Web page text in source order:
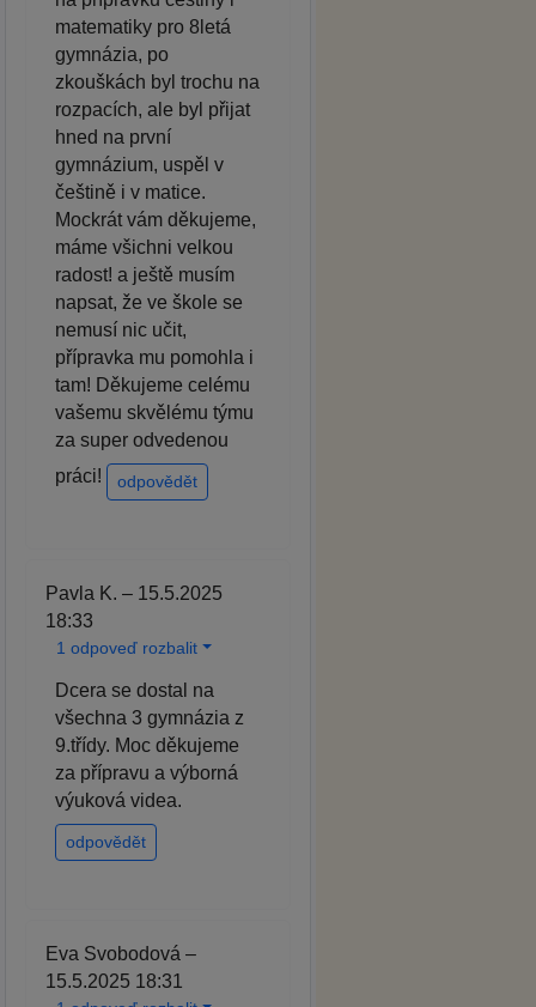
matematiky pro 8letá
gymnázia, po
zkouškách byl trochu na
rozpacích, ale byl přijat
hned na první
gymnázium, uspěl v
češtině i v matice.
Mockrát vám děkujeme,
máme všichni velkou
radost! a ještě musím
napsat, že ve škole se
nemusí nic učit,
přípravka mu pomohla i
tam! Děkujeme celému
vašemu skvělému týmu
za super odvedenou
práci!
odpovědět
Pavla K. – 15.5.2025
18:33
1 odpoveď rozbalit
Dcera se dostal na
všechna 3 gymnázia z
9.třídy. Moc děkujeme
za přípravu a výborná
výuková videa.
odpovědět
Eva Svobodová –
15.5.2025 18:31